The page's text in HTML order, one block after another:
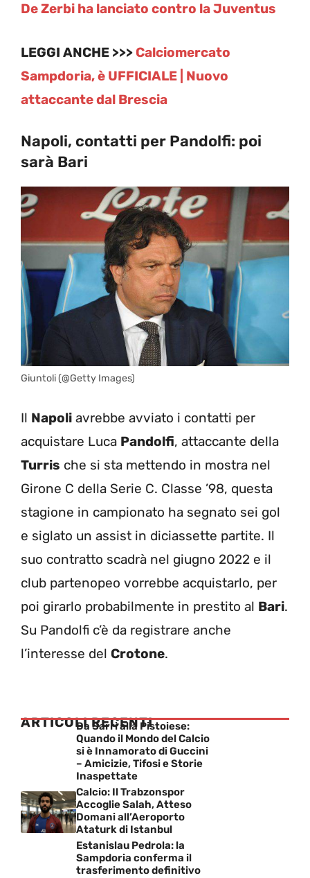
De Zerbi ha lanciato contro la Juventus
LEGGI ANCHE >>> Calciomercato
Sampdoria, è UFFICIALE | Nuovo
attaccante dal Brescia
Napoli, contatti per Pandolfi: poi
sarà Bari
Giuntoli (@Getty Images)
Il Napoli avrebbe avviato i contatti per
acquistare Luca Pandolfi, attaccante della
Turris che si sta mettendo in mostra nel
Girone C della Serie C. Classe ’98, questa
stagione in campionato ha segnato sei gol
e siglato un assist in diciassette partite. Il
suo contratto scadrà nel giugno 2022 e il
club partenopeo vorrebbe acquistarlo, per
poi girarlo probabilmente in prestito al Bari.
Su Pandolfi c’è da registrare anche
l’interesse del Crotone.
ARTICOLI RECENTI
Da Sarri alla Pistoiese:
Quando il Mondo del Calcio
si è Innamorato di Guccini
– Amicizie, Tifosi e Storie
Inaspettate
Calcio: Il Trabzonspor
Accoglie Salah, Atteso
Domani all’Aeroporto
Ataturk di Istanbul
Estanislau Pedrola: la
Sampdoria conferma il
trasferimento definitivo